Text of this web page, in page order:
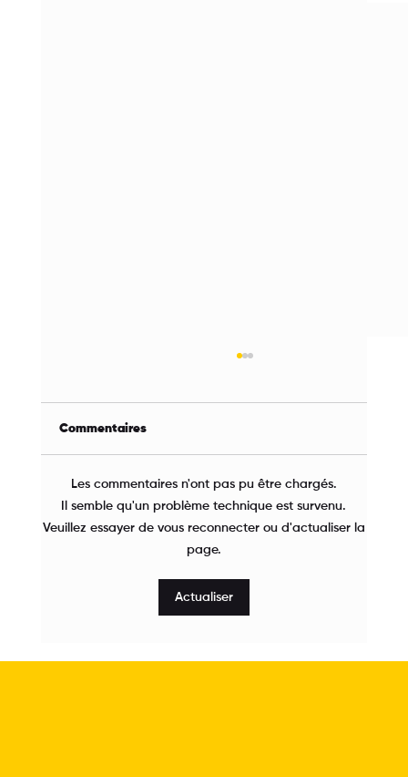
en plein canicule❄️
Commentaires
Les commentaires n'ont pas pu être chargés.
Il semble qu'un problème technique est survenu.
Veuillez essayer de vous reconnecter ou d'actualiser la
page.
Actualiser